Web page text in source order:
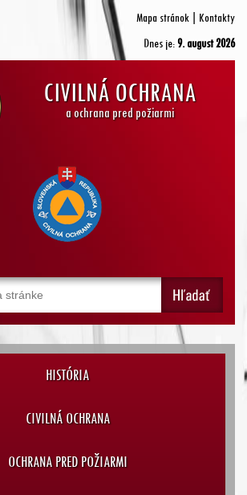
Mapa stránok | Kontakty
Dnes je:9. august 2026
CIVILNÁ OCHRANA
a ochrana pred požiarmi
HISTÓRIA
CIVILNÁ OCHRANA
OCHRANA PRED POŽIARMI